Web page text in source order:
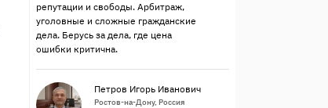
репутации и свободы. Арбитраж,
уголовные и сложные гражданские
дела. Берусь за дела, где цена
ошибки критична.
Петров Игорь Иванович
Ростов-на-Дону, Россия